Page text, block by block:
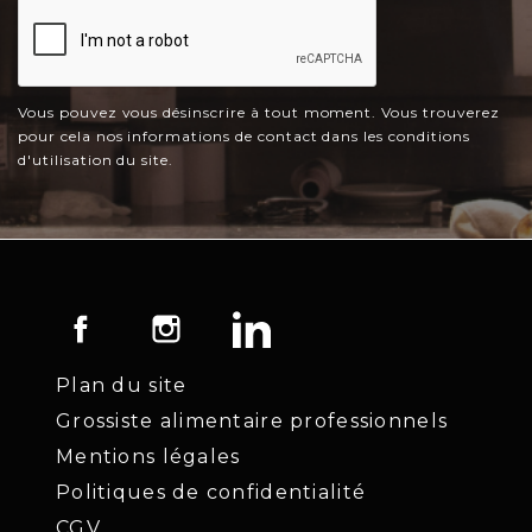
Vous pouvez vous désinscrire à tout moment. Vous trouverez
pour cela nos informations de contact dans les conditions
d'utilisation du site.
Facebook Instagram
Plan du site
Grossiste alimentaire professionnels
Mentions légales
Politiques de confidentialité